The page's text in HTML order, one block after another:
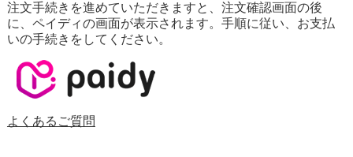
注文手続きを進めていただきますと、注文確認画面の後
に、ペイディの画面が表示されます。手順に従い、お支払
いの手続きをしてください。
よくあるご質問